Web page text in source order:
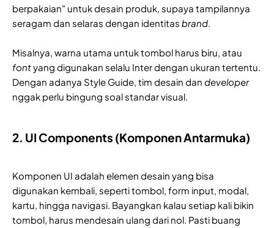
berpakaian" untuk desain produk, supaya tampilannya
seragam dan selaras dengan identitas brand
Misalnya, warna utama untuk tombol harus biru, atau
fontyang digunakan selalu Inter dengan ukuran tertentu.
Dengan adanya Style Guide, tim desain dan developer
nggak perlu bingung soal standar visual.
2. UI Components (Komponen Antarmuka)
Komponen UI adalah elemen desain yang bisa
digunakan kembali, seperti tombol, form input, modal,
kartu, hingga navigasi. Bayangkan kalau setiap kali bikin
tombol, harus mendesain ulang dari nol. Pasti buang